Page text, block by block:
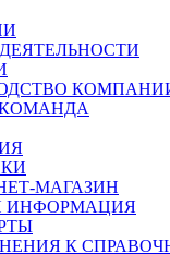
МАГАЗИН
ИНФОРМАЦИЯ
К